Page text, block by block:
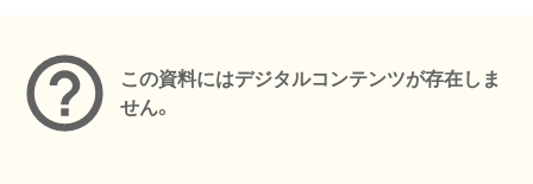
この資料にはデジタルコンテンツが存在しま
せん。